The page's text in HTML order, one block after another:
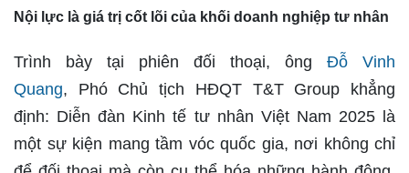
Nội lực là giá trị cốt lõi của khối doanh nghiệp tư nhân
Trình bày tại phiên đối thoại, ông Đỗ Vinh
Quang, Phó Chủ tịch HĐQT T&T Group khẳng
định: Diễn đàn Kinh tế tư nhân Việt Nam 2025 là
một sự kiện mang tầm vóc quốc gia, nơi không chỉ